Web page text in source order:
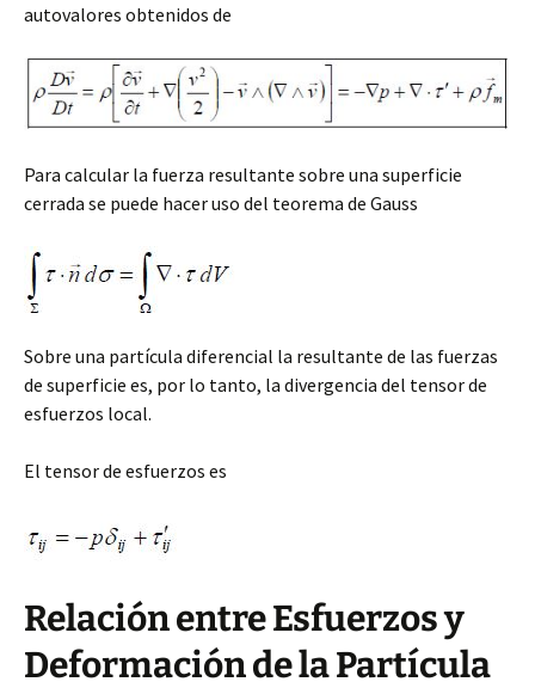
autovalores obtenidos de
Para calcular la fuerza resultante sobre una superficie
cerrada se puede hacer uso del teorema de Gauss
Sobre una partícula diferencial la resultante de las fuerzas
de superficie es, por lo tanto, la divergencia del tensor de
esfuerzos local.
El tensor de esfuerzos es
Relación entre Esfuerzos y
Deformación de la Partícula